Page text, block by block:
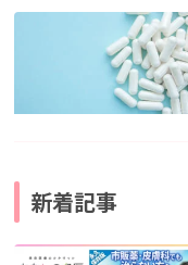
新着記事